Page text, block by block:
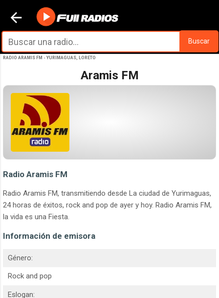
Ir al contenido principal
Buscar
RADIO ARAMIS FM - YURIMAGUAS, LORETO
Aramis FM
Radio Aramis FM
Radio Aramis FM, transmitiendo desde La ciudad de Yurimaguas,
24 horas de éxitos, rock and pop de ayer y hoy. Radio Aramis FM,
la vida es una Fiesta.
Información de emisora
Género:
Rock and pop
Eslogan: